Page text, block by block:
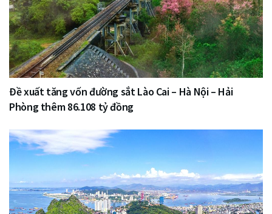
Đề xuất tăng vốn đường sắt Lào Cai – Hà Nội – Hải
Phòng thêm 86.108 tỷ đồng